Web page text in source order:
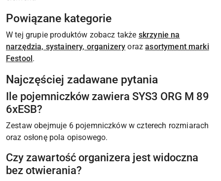
Powiązane kategorie
W tej grupie produktów zobacz także skrzynie na
narzędzia, systainery, organizery orazasortyment marki
Festool.
Najczęściej zadawane pytania
Ile pojemniczków zawiera SYS3 ORG M 89
6xESB?
Zestaw obejmuje 6 pojemniczków w czterech rozmiarach
oraz osłonę pola opisowego.
Czy zawartość organizera jest widoczna
bez otwierania?